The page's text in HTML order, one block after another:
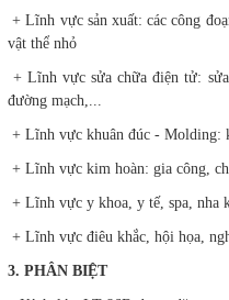
+ Lĩnh vực sản xuất: các công
vật thể nhỏ
+ Lĩnh vực sửa chữa điện tử:
đường mạch,...
+ Lĩnh vực khuân đúc - Molding:
+ Lĩnh vực kim hoàn: gia công,
+ Lĩnh vực y khoa, y tế, spa, nha
+ Lĩnh vực điêu khắc, hội họa,
3. PHÂN BIỆT